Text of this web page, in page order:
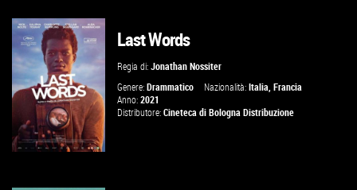
GUARDA IL TRAILER
VAI ALLA SCHEDA
Last Words
Regia di:Jonathan Nossiter
Genere:Drammatico Nazionalità:Italia,Francia
Anno:2021
Distributore:Cineteca di Bologna Distribuzione